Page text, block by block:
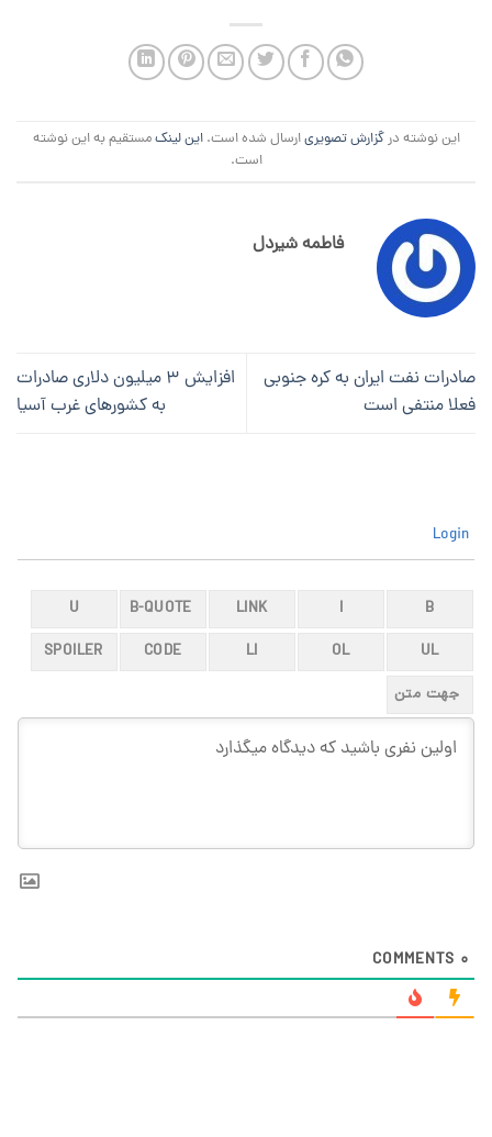
این نوشته درگزارش تصویریارسال شده است.این لینکمستقیم به این نوشته
است.
فاطمه شیردل
صادرات نفت ایران به کره جنوبی
فعلا منتفی است
افزایش 3 میلیون دلاری صادرات
به کشورهای غرب آسیا
0